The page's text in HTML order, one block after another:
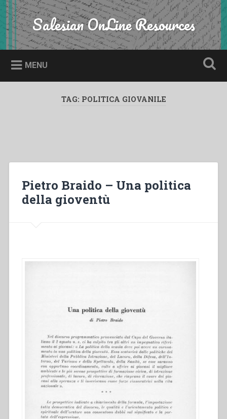
Skip
to
content
Search Salesian OnLine Resources
MENU
TAG: POLITICA GIOVANILE
Pietro Braido – Una politica
della gioventù